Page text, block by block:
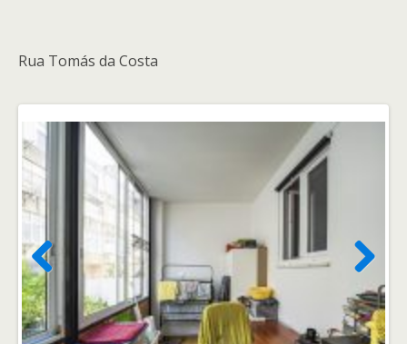
Rua Tomás da Costa
Previ
ous
Next